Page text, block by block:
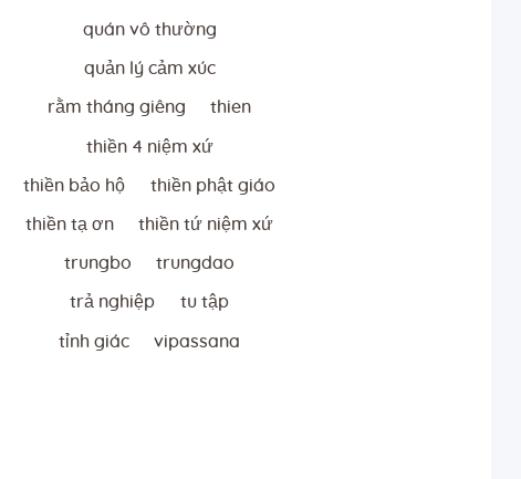
quán vô thường
quản lý cảm xúc
rằm tháng giêng thien
thiền 4 niệm xứ
thiền bảo hộ thiền phật giáo
thiền tạ ơn thiền tứ niệm xứ
trungbo trungdao
trả nghiệp tu tập
tỉnh giác vipassana